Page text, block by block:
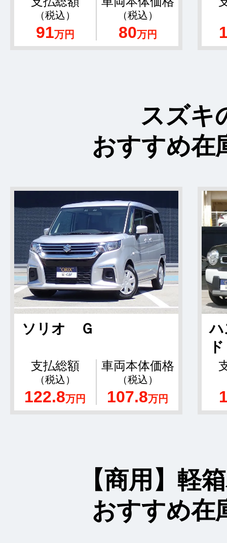
（税込）
91万円
（税込）
80万円
スズキ
おすすめ在
ソリオ Ｇ
支払総額
（税込）
122.8万円
車両本体価格
（税込）
107.8万円
【商用】軽
おすすめ在